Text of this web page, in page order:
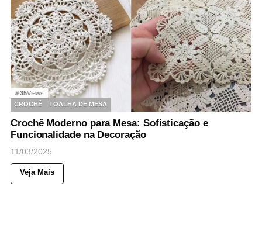
◉35Views
CROCHÊ
TOALHA DE MESA
Crochê Moderno para Mesa: Sofisticação e
Funcionalidade na Decoração
11/03/2025
Veja Mais